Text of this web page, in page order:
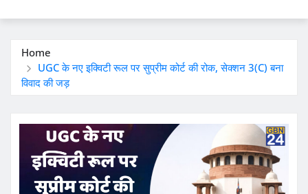
Home
UGC के नए इक्विटी रूल पर सुप्रीम कोर्ट की रोक, सेक्शन 3(C) बना
विवाद की जड़